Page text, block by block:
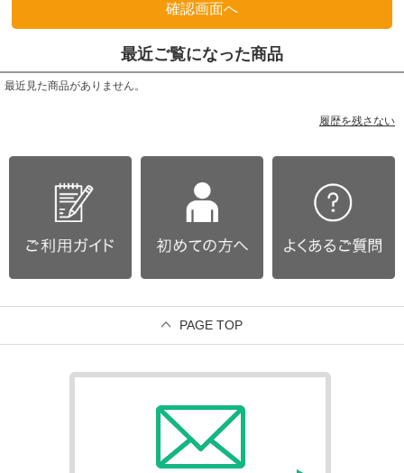
最近ご覧になった商品
最近見た商品がありません。
履歴を残さない
PAGE TOP